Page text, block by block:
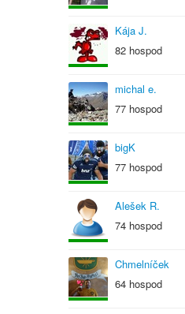
Kája J.
82 hospod
michal e.
77 hospod
bigK
77 hospod
Alešek R.
74 hospod
Chmelníček
64 hospod